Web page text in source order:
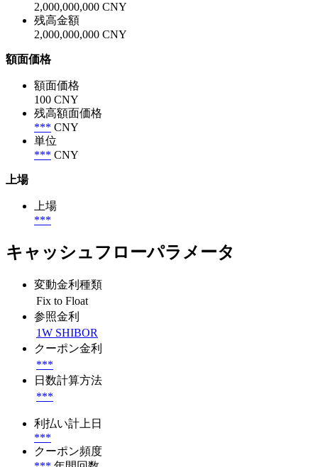
2,000,000,000 CNY
残高金額
2,000,000,000 CNY
額面価格
額面価格
100 CNY
残高額面価格
*** CNY
単位
*** CNY
上場
上場
***
キャッシュフローパラメータ
変動金利種類
Fix to Float
参照金利
1W SHIBOR
クーポン金利
***
日数計算方法
***
利払い計上日
***
クーポン頻度